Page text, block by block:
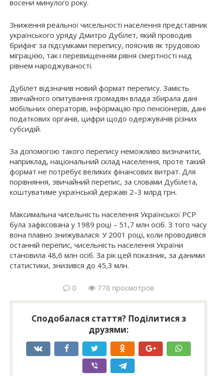
восени минулого року.
Зниження реальної чисельності населення представник
українського уряду Дмитро Дубілет, який проводив
брифінг за підсумками перепису, пояснив як трудовою
міграцією, так і перевищенням рівня смертності над
рівнем народжуваності.
Дубілет відзначив новий формат перепису. Замість
звичайного опитування громадян влада збирала дані
мобільних операторів, інформацію про пенсіонерів, дані
податкових органів, цифри щодо одержувачів різних
субсидій.
За допомогою такого перепису неможливо визначити,
наприклад, національний склад населення, проте такий
формат не потребує великих фінансових витрат. Для
порівняння, звичайний перепис, за словами Дубілета,
коштуватиме українській державі 2–3 млрд грн.
Максимальна чисельність населення Української РСР
була зафіксована у 1989 році – 51,7 млн ​​осіб. З того часу
вона плавно знижувалася. У 2001 році, коли проводився
останній перепис, чисельність населення України
становила 48,6 млн осіб. За рік цей показник, за даними
статистики, знизився до 45,3 млн.
0 778 просмотров
Сподобалася стаття? Поділитися з
друзями: